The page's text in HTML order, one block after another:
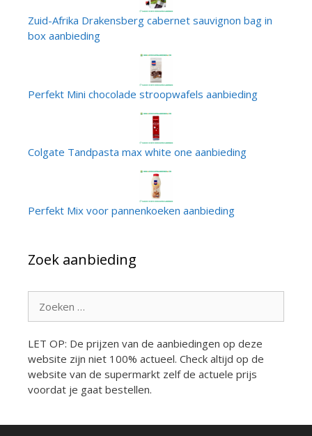
Zuid-Afrika Drakensberg cabernet sauvignon bag in
box aanbieding
Perfekt Mini chocolade stroopwafels aanbieding
Colgate Tandpasta max white one aanbieding
Perfekt Mix voor pannenkoeken aanbieding
Zoek aanbieding
naar:
LET OP: De prijzen van de aanbiedingen op deze
website zijn niet 100% actueel. Check altijd op de
website van de supermarkt zelf de actuele prijs
voordat je gaat bestellen.